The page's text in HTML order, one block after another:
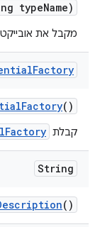
typeName)
מקבל את
Factory
Factory()
קבלת
String
()